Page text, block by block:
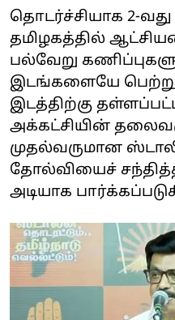
தொடர்ச்சியாக 2-வது
தமிழகத்தில்
பல்வேறு
இடங்களையே பெற்று
இடத்திற்கு
அக்கட்சியின்
முதல்வருமான
தோல்வியைச்
அடியாக